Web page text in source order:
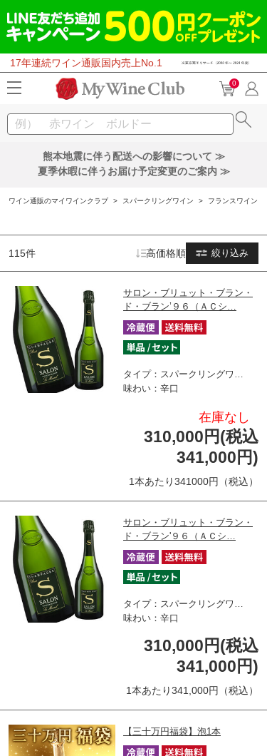
17年連続ワイン通販国内売上No.1
0
熊本地震に伴う配送への影響について ≫
夏季休暇に伴うお届け予定変更のご案内 ≫
ワイン通販のマイワインクラブ > スパークリングワイン > フランスワイン
115件 絞り込み
高価格順
サロン・ブリュット・ブラン・
ド・ブラン’９６（ＡＣシ…
タイプ：スパークリングワ…
味わい：辛口
在庫なし
310,000円(税込
341,000円)
1本あたり341000円（税込）
サロン・ブリュット・ブラン・
ド・ブラン'９６（ＡＣシ…
タイプ：スパークリングワ…
味わい：辛口
310,000円(税込
341,000円)
1本あたり341,000円（税込）
【三十万円福袋】泡1本